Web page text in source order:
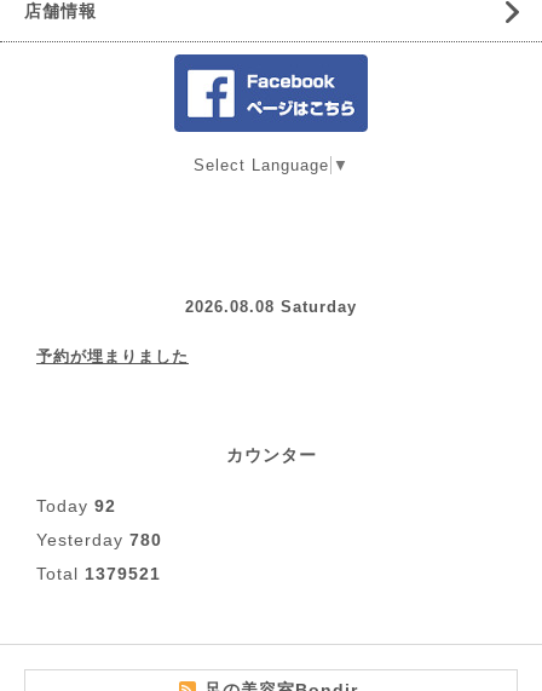
店舗情報
Select Language ▼
2026.08.08 Saturday
予約が埋まりました
カウンター
Today 92
Yesterday 780
Total 1379521